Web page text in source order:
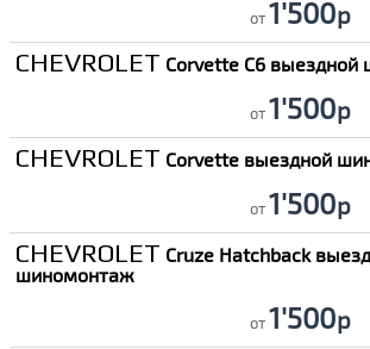
от1'500р
CHEVROLET Corvette C6
от1'500р
CHEVROLET Corvette выездной
от1'500р
CHEVROLET Cruze Hatchback
шиномонтаж
от1'500р